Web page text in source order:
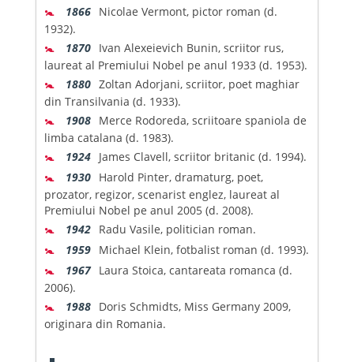
🚼 1866 Nicolae Vermont, pictor roman (d.
1932).
🚼 1870 Ivan Alexeievich Bunin, scriitor rus,
laureat al Premiului Nobel pe anul 1933 (d. 1953).
🚼 1880 Zoltan Adorjani, scriitor, poet maghiar
din Transilvania (d. 1933).
🚼 1908 Merce Rodoreda, scriitoare spaniola de
limba catalana (d. 1983).
🚼 1924 James Clavell, scriitor britanic (d. 1994).
🚼 1930 Harold Pinter, dramaturg, poet,
prozator, regizor, scenarist englez, laureat al
Premiului Nobel pe anul 2005 (d. 2008).
🚼 1942 Radu Vasile, politician roman.
🚼 1959 Michael Klein, fotbalist roman (d. 1993).
🚼 1967 Laura Stoica, cantareata romanca (d.
2006).
🚼 1988 Doris Schmidts, Miss Germany 2009,
originara din Romania.